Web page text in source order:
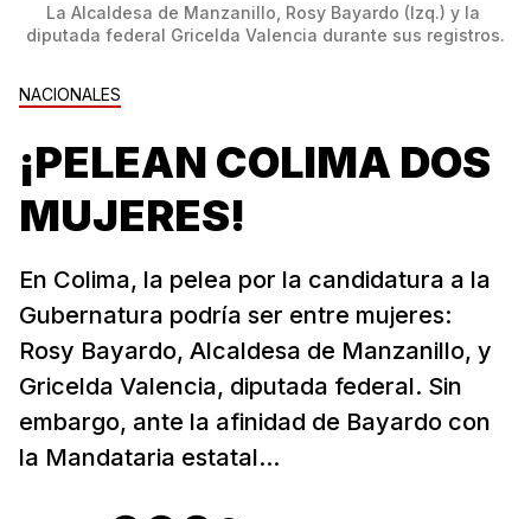
NACIONALES
¡PELEAN COLIMA DOS
MUJERES!
En Colima, la pelea por la candidatura a la
Gubernatura podría ser entre mujeres:
Rosy Bayardo, Alcaldesa de Manzanillo, y
Gricelda Valencia, diputada federal. Sin
embargo, ante la afinidad de Bayardo con
la Mandataria estatal...
La Alcaldesa de Manzanillo, Rosy Bayardo (Izq.) y la
diputada federal Gricelda Valencia durante sus registros.